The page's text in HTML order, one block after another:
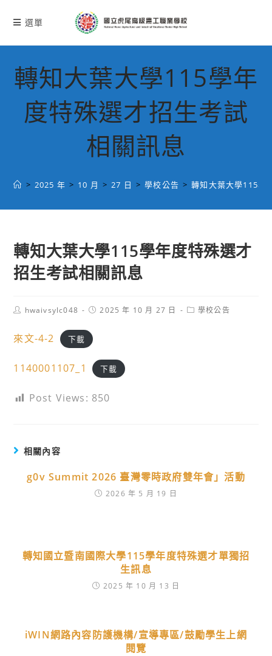
選單
轉知大葉大學115學年
度特殊選才招生考試
相關訊息
> 2025 年 > 10 月 > 27 日 > 學校公告 > 轉知大葉大學115學
轉知大葉大學115學年度特殊選才
招生考試相關訊息
Posthwaivsylc048
Post2025 年 10 月 27 日
Post學校公告
來文-4-2 下載
1140001107_1 下載
Post Views: 850
相關內容
g0v Summit 2026 臺灣零時政府雙年會」活動
2026 年 5 月 19 日
轉知國立暨南國際大學115學年度特殊選才單獨招
生訊息
2025 年 10 月 13 日
iWIN網路內容防護機構/宣導專區/鼓勵學生上網
閱覽